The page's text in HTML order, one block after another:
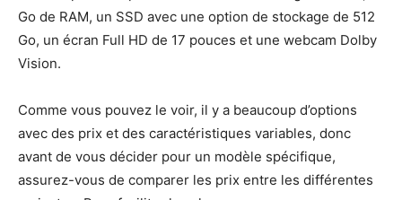
Go de RAM, un SSD avec une option de stockage de 512
Go, un écran Full HD de 17 pouces et une webcam Dolby
Vision.
Comme vous pouvez le voir, il y a beaucoup d’options
avec des prix et des caractéristiques variables, donc
avant de vous décider pour un modèle spécifique,
assurez-vous de comparer les prix entre les différentes